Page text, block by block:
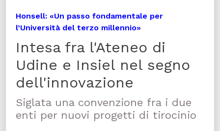
Honsell: «Un passo fondamentale per
l’Università del terzo millennio»
Intesa fra l'Ateneo di
Udine e Insiel nel segno
dell'innovazione
Siglata una convenzione fra i due
enti per nuovi progetti di tirocinio